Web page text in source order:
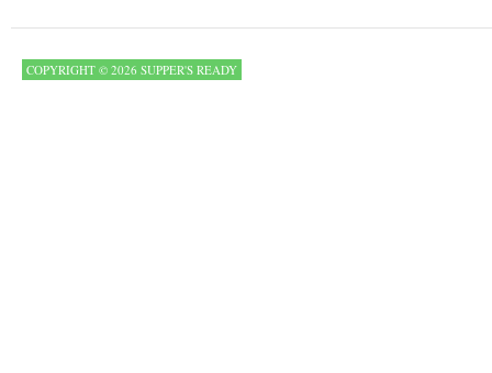
COPYRIGHT © 2026 SUPPER'S READY